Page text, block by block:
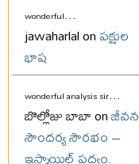
wonderful...
jawaharlal onపక్షుల
భాష
wonderful analysis sir...
బొల్లోజు బాబా onజీవన
సౌందర్య సౌరభం –
ఇస్మాయిల్ పద్యం.